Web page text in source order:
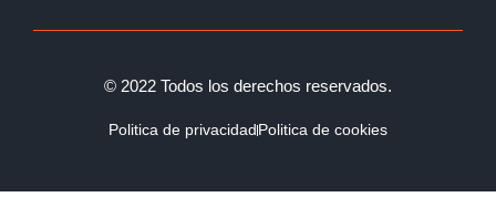
© 2022 Todos los derechos reservados.
Politica de privacidadPolitica de cookies